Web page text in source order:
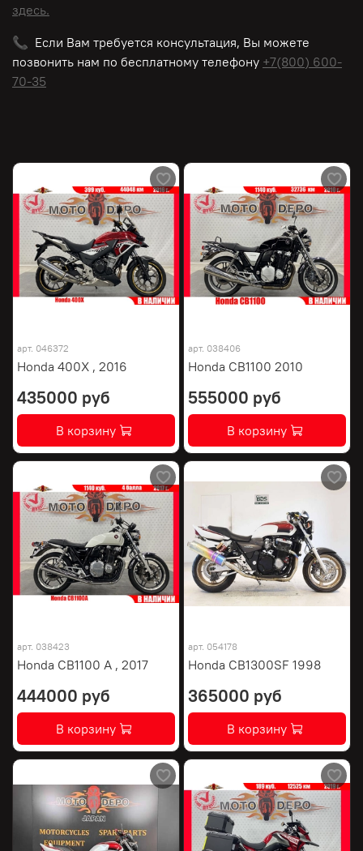
здесь.
📞 Если Вам требуется консультация, Вы можете
позвонить нам по бесплатному телефону +7(800) 600-
70-35
арт. 046372
Honda 400X , 2016
435000 руб
В корзину
арт. 038406
Honda CB1100 2010
555000 руб
В корзину
арт. 038423
Honda CB1100 A , 2017
444000 руб
В корзину
арт. 054178
Honda CB1300SF 1998
365000 руб
В корзину